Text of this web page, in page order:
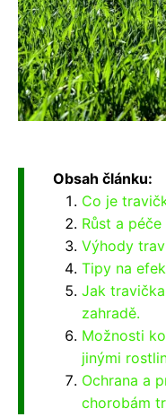
Obsah článku:
Co je
Růst a
Výhody
Tipy na
Jak
zahradě.
Možnosti
jinými
Ochrana a
chorobám